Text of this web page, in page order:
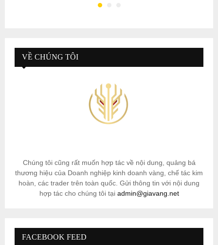
VỀ CHÚNG TÔI
Chúng tôi cũng rất muốn hợp tác về nội dung, quảng bá
thương hiệu của Doanh nghiệp kinh doanh vàng, chế tác kim
hoàn, các trader trên toàn quốc. Gửi thông tin với nội dung
hợp tác cho chúng tôi tại admin@giavang.net
FACEBOOK FEED